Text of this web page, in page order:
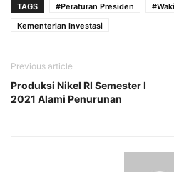
TAGS #Peraturan Presiden
Kementerian Investasi
Previous article
Produksi Nikel RI Semester I
2021 Alami Penurunan